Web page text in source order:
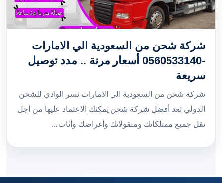
شركة شحن من السعودية الي الامارات
-0560533140 أسعار مرنة .. مدد توصيل
سريعة
شركة شحن من السعودية الي الامارات نسر الوادي للشحن
الدولي تعد أفضل شركة شحن يمكنك الاعتماد عليها من أجل
نقل جميع ممتلكاتك ومنقولاتك وأغراضك وأثاث…